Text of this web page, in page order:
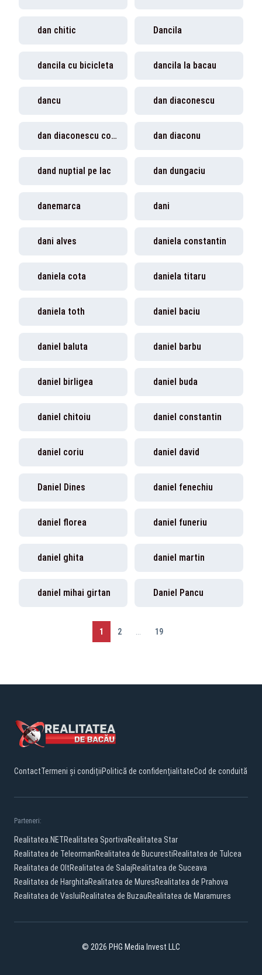
dan chitic Dancila
dancila cu bicicleta dancila la bacau
dancu dan diaconescu
dan diaconescu condamnat dan diaconu
dand nuptial pe lac dan dungaciu
danemarca dani
dani alves daniela constantin
daniela cota daniela titaru
daniela toth daniel baciu
daniel baluta daniel barbu
daniel birligea daniel buda
daniel chitoiu daniel constantin
daniel coriu daniel david
Daniel Dines daniel fenechiu
daniel florea daniel funeriu
daniel ghita daniel martin
daniel mihai girtan Daniel Pancu
1 2 19
ContactTermeni și condițiiPolitică de confidențialitateCod de conduită
Parteneri:
Realitatea.NETRealitatea SportivaRealitatea Star
Realitatea de TeleormanRealitatea de BucurestiRealitatea de Tulcea
Realitatea de OltRealitatea de SalajRealitatea de Suceava
Realitatea de HarghitaRealitatea de MuresRealitatea de Prahova
Realitatea de VasluiRealitatea de BuzauRealitatea de Maramures
© 2026 PHG Media Invest LLC